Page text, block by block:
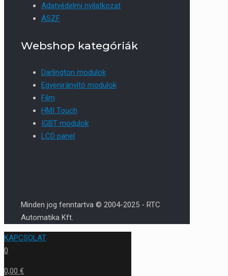
Adatvédelmi nyilatkozat
ÁSZF
Webshop kategóriák
Darlington modulok
Egyenirányító modulok
Film
HMI Touch
IGBT modulok
LCD panel
Minden jog fenntartva © 2004-2025 - RTC
Automatika Kft.
KAPCSOLAT
0
0,00 €